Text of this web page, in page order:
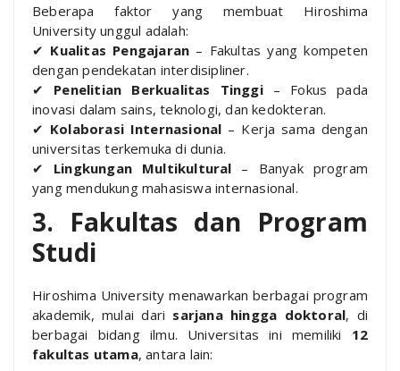
Beberapa faktor yang membuat Hiroshima
University unggul adalah:
✔ Kualitas Pengajaran – Fakultas yang kompeten
dengan pendekatan interdisipliner.
✔ Penelitian Berkualitas Tinggi– Fokus pada
inovasi dalam sains, teknologi, dan kedokteran.
✔ Kolaborasi Internasional – Kerja sama dengan
universitas terkemuka di dunia.
✔ Lingkungan Multikultural – Banyak program
yang mendukung mahasiswa internasional.
3. Fakultas dan Program
Studi
Hiroshima University menawarkan berbagai program
akademik, mulai dari sarjana hingga doktoral, di
berbagai bidang ilmu. Universitas ini memiliki 12
fakultas utama, antara lain: